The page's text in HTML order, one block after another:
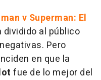
v Superman: El
dividido al público
Pero
en que la
fue de lo mejor del